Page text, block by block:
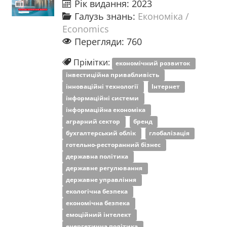
Рік видання: 2023
Галузь знань: Економіка /
Economics
Перегляди: 760
Прімітки: економічний розвиток
інвестиційна привабливість
інноваційні технології
Інтернет
інформаційні системи
інформаційна економіка
аграрний сектор
бренд
бухгалтерський облік
глобалізація
готельно-ресторанний бізнес
державна політика
державне регулювання
державне управління
екологічна безпека
економічна безпека
емоційний інтелект